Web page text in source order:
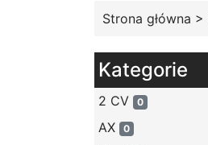
Strona główna >
Kategorie
2 CV 0
AX 0